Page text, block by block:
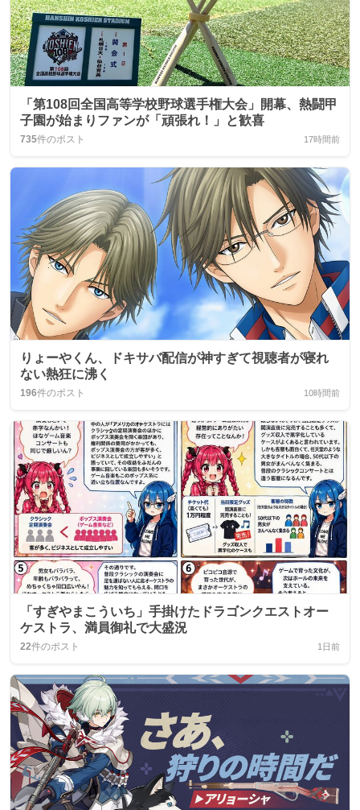
「第108回全国高等学校野球選手権大会」開幕、熱闘甲
子園が始まりファンが「頑張れ！」と歓喜
735件のポスト 17時間前
りょーやくん、ドキサバ配信が神すぎて視聴者が寝れ
ない熱狂に沸く
196件のポスト 10時間前
「すぎやまこういち」手掛けたドラゴンクエストオー
ケストラ、満員御礼で大盛況
22件のポスト 1日前